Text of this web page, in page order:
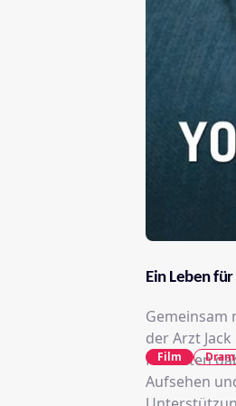
Ein Leben für
Gemeinsam
der Arzt
Patienten
Aufsehen
Film